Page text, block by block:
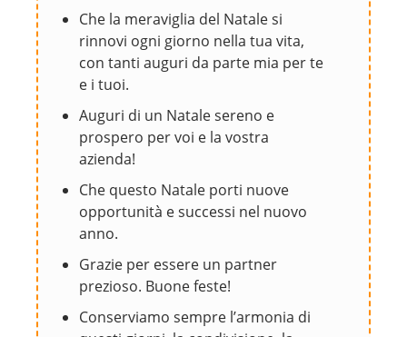
Che la meraviglia del Natale si
rinnovi ogni giorno nella tua vita,
con tanti auguri da parte mia per te
e i tuoi.
Auguri di un Natale sereno e
prospero per voi e la vostra
azienda!
Che questo Natale porti nuove
opportunità e successi nel nuovo
anno.
Grazie per essere un partner
prezioso. Buone feste!
Conserviamo sempre l’armonia di